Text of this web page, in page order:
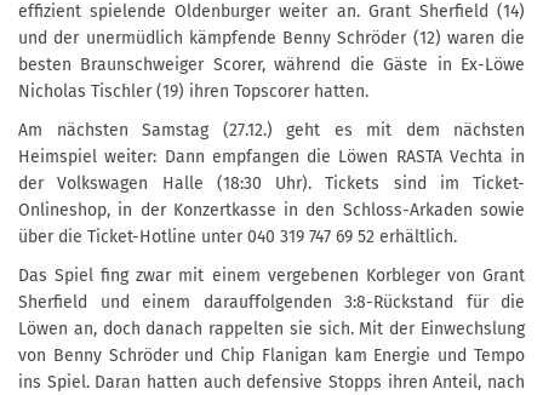
effizient spielende Oldenburger weiter an. Grant Sherfield (14)
und der unermüdlich kämpfende Benny Schröder (12) waren die
besten Braunschweiger Scorer, während die Gäste in Ex-Löwe
Nicholas Tischler (19) ihren Topscorer hatten.
Am nächsten Samstag (27.12.) geht es mit dem nächsten
Heimspiel weiter: Dann empfangen die Löwen RASTA Vechta in
der Volkswagen Halle (18:30 Uhr). Tickets sind im Ticket-
Onlineshop, in der Konzertkasse in den Schloss-Arkaden sowie
über die Ticket-Hotline unter 040 319 747 69 52 erhältlich.
Das Spiel fing zwar mit einem vergebenen Korbleger von Grant
Sherfield und einem darauffolgenden 3:8-Rückstand für die
Löwen an, doch danach rappelten sie sich. Mit der Einwechslung
von Benny Schröder und Chip Flanigan kam Energie und Tempo
ins Spiel. Daran hatten auch defensive Stopps ihren Anteil, nach